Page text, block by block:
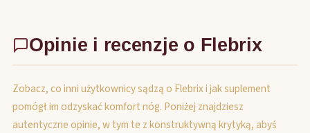
Opinie i recenzje o Flebrix
Zobacz, co inni użytkownicy sądzą o Flebrix i jak suplement
pomógł im odzyskać komfort nóg. Poniżej znajdziesz
autentyczne opinie, w tym te z konstruktywną krytyką, abyś